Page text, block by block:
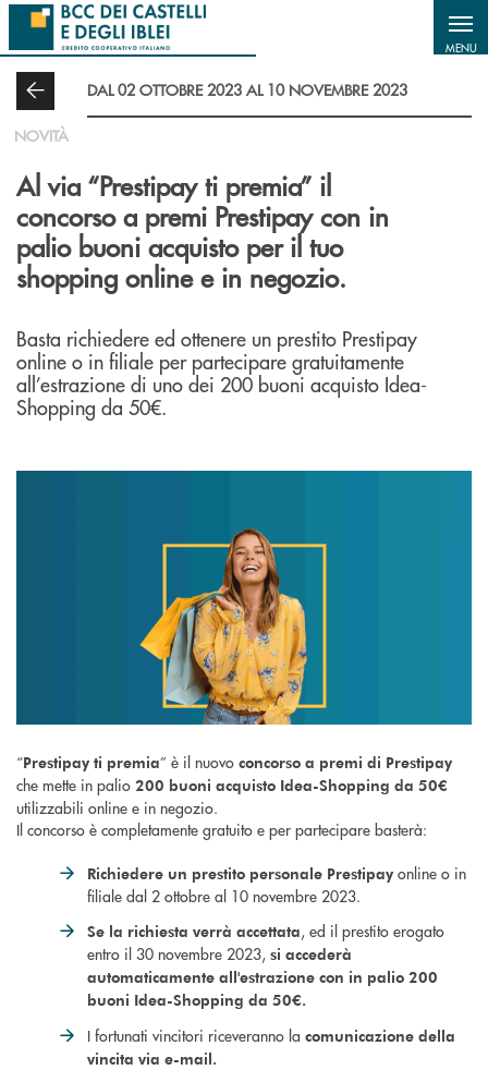
Salta al contenuto principale
MENU
DAL 02 OTTOBRE 2023 AL 10 NOVEMBRE 2023
NOVITÀ
Al via “Prestipay ti premia” il
concorso a premi Prestipay con in
palio buoni acquisto per il tuo
shopping online e in negozio.
Basta richiedere ed ottenere un prestito Prestipay
online o in filiale per partecipare gratuitamente
all’estrazione di uno dei 200 buoni acquisto Idea-
Shopping da 50€.
“Prestipay ti premia” è il nuovo concorso a premi di Prestipay
che mette in palio 200 buoni acquisto Idea-Shopping da 50€
utilizzabili online e in negozio.
Il concorso è completamente gratuito e per partecipare basterà:
Richiedere un prestito personale Prestipay online o in
filiale dal 2 ottobre al 10 novembre 2023.
Se la richiesta verrà accettata, ed il prestito erogato
entro il 30 novembre 2023, si accederà
automaticamente all'estrazione con in palio 200
buoni Idea-Shopping da 50€.
I fortunati vincitori riceveranno la comunicazione della
vincita via e-mail.